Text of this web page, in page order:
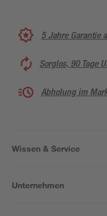
5 Jahre Garantie
Sorglos, 90 Tage
Abholung im
Wissen & Service
Unternehmen